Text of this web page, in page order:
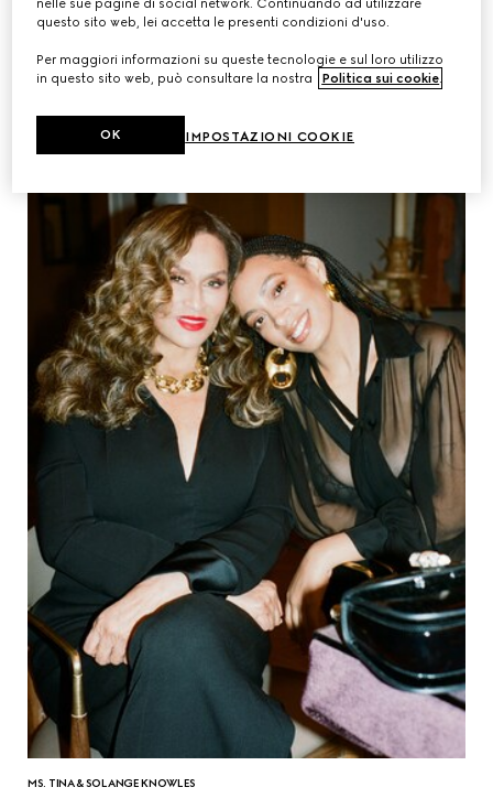
MS. TINA & SOLANGE KNOWLES
nelle sue pagine di social network. Continuando ad utilizzare
questo sito web, lei accetta le presenti condizioni d'uso.
Per maggiori informazioni su queste tecnologie e sul loro utilizzo
in questo sito web, può consultare la nostra
Politica sui cookie.
IMPOSTAZIONI COOKIE
OK